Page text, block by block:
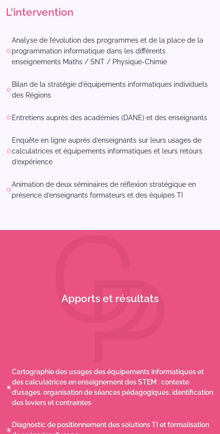
L'intervention
Analyse de l’évolution des programmes et de la place de la
programmation informatique dans les différents
enseignements Maths / SNT / Physique-Chimie
Bilan de la stratégie d’équipements informatiques individuels
des Régions
Entretiens auprès des académies (DANE) et des enseignants
Enquête en ligne auprès d’enseignants sur leurs usages de
calculatrices et équipements informatiques et leurs retours
d’expérience
Animation de deux séminaires de réflexion stratégique en
présence d’enseignants formateurs et des équipes TI
Apports et résultats
Cartographie des usages des équipements informatiques et
des calculatrices en enseignement des STEM : contexte
d’usages, organisation de séances pédagogiques, identification
des leviers et contraintes
Diagnostic de positionnement des solutions TI et formalisation